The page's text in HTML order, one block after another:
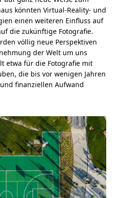
könnten Virtual-Reality- und
einen weiteren Einfluss auf
die zukünftige Fotografie.
völlig neue Perspektiven
der Welt um uns
etwa für die Fotografie mit
die bis vor wenigen Jahren
finanziellen Aufwand